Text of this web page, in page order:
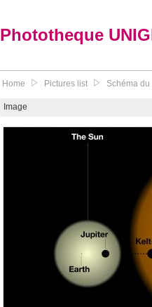
Phototheque
Home Pictures list Schéma
Image